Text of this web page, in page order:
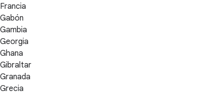
Francia
Gabón
Gambia
Georgia
Ghana
Gibraltar
Granada
Grecia